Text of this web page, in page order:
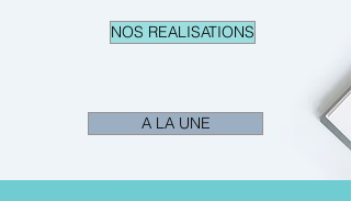
NOS REALISATIONS
A LA UNE